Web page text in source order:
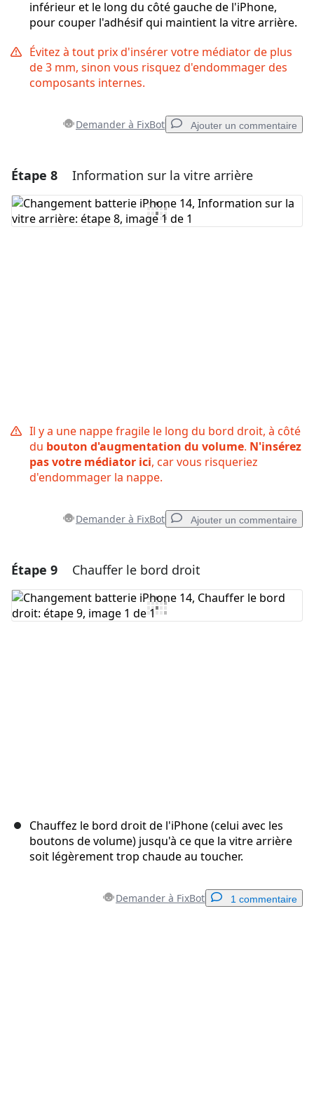
inférieur et le long du côté gauche de l'iPhone,
pour couper l'adhésif qui maintient la vitre arrière.
Évitez à tout prix d'insérer votre médiator de plus
de 3 mm, sinon vous risquez d'endommager des
composants internes.
Demander à FixBot Ajouter un commentaire
Ajouter un commentaire
Ajouter un commentaire
Étape 8 Information sur la vitre arrière
Il y a une nappe fragile le long du bord droit, à côté
du bouton d'augmentation du volume. N'insérez
pas votre médiator ici, car vous risqueriez
d'endommager la nappe.
Demander à FixBot Ajouter un commentaire
Ajouter un commentaire
Ajouter un commentaire
Étape 9 Chauffer le bord droit
Chauffez le bord droit de l'iPhone (celui avec les
boutons de volume) jusqu'à ce que la vitre arrière
soit légèrement trop chaude au toucher.
Demander à FixBot 1 commentaire